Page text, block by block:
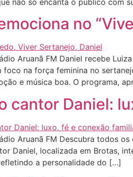
não só encanta o público com
no
Aruanã FM Daniel recebe
foco na força feminina no
e música boa. O programa,
cantor Daniel:
Aruanã FM Descubra todos
Daniel, localizada em Brotas,
a personalidade do […]